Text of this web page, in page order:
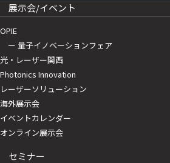
展示会/イベント
OPIE
ー 量子イノベーションフェア
光・レーザー関西
Photonics Innovation
レーザーソリューション
海外展示会
イベントカレンダー
オンライン展示会
セミナー